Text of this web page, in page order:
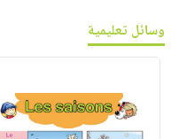
وسائل تعليمية